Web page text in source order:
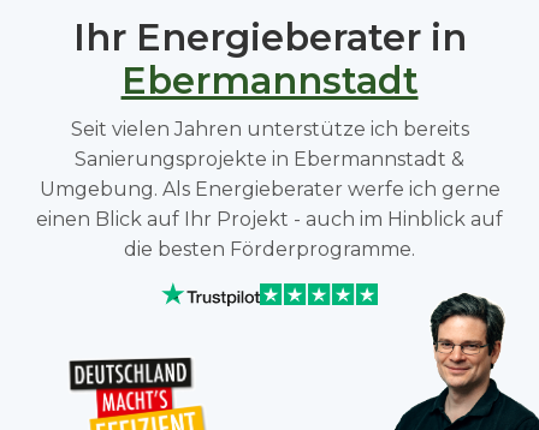
Ihr Energieberater in
Ebermannstadt
Seit vielen Jahren unterstütze ich bereits
Sanierungsprojekte in Ebermannstadt &
Umgebung. Als Energieberater werfe ich gerne
einen Blick auf Ihr Projekt - auch im Hinblick auf
die besten Förderprogramme.